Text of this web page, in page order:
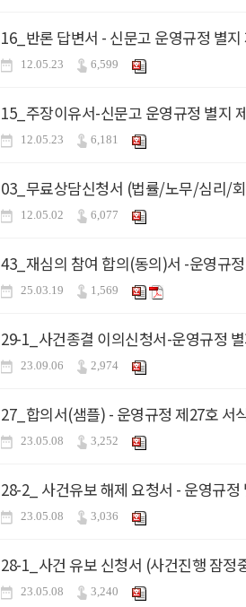
16_반론 답변서 - 신문고 운영규정 별지
12.05.23 6,599
15_주장이유서-신문고 운영규정 별지
12.05.23 6,181
03_무료상담신청서 (법률/노무/심리/
12.05.02 6,077
43_재심의 참여 합의(동의)서 -운영규
25.03.19 1,569
29-1_사건종결 이의신청서-운영규정
23.09.06 2,974
27_합의서(샘플) - 운영규정 제27호 서
23.05.08 3,252
28-2_ 사건유보 해제 요청서 - 운영규정
23.05.08 3,036
28-1_사건 유보 신청서 (사건진행 잠정
23.05.08 3,240